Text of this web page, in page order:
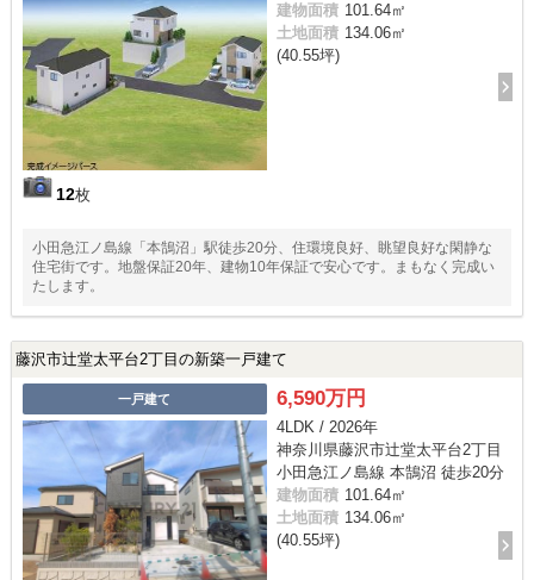
12枚
建物面積 101.64㎡
土地面積 134.06㎡
(40.55坪)
小田急江ノ島線「本鵠沼」駅徒歩20分、住環境良好、眺望良好な閑静な
住宅街です。地盤保証20年、建物10年保証で安心です。まもなく完成い
たします。
藤沢市辻堂太平台2丁目の新築一戸建て
一戸建て 6,590万円
4LDK / 2026年
神奈川県藤沢市辻堂太平台2丁目
小田急江ノ島線 本鵠沼 徒歩20分
建物面積 101.64㎡
土地面積 134.06㎡
(40.55坪)